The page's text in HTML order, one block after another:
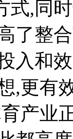
式,同
了整
入和
,更有
产业